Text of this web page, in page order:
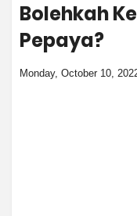
Bolehkah
Pepaya?
Monday, October 10,